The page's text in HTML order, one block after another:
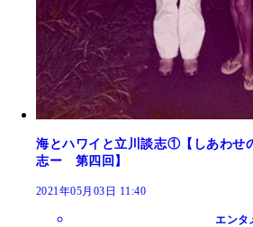
海とハワイと立川談志①【しあわせ
志ー 第四回】
2021年05月03日 11:40
エンタ